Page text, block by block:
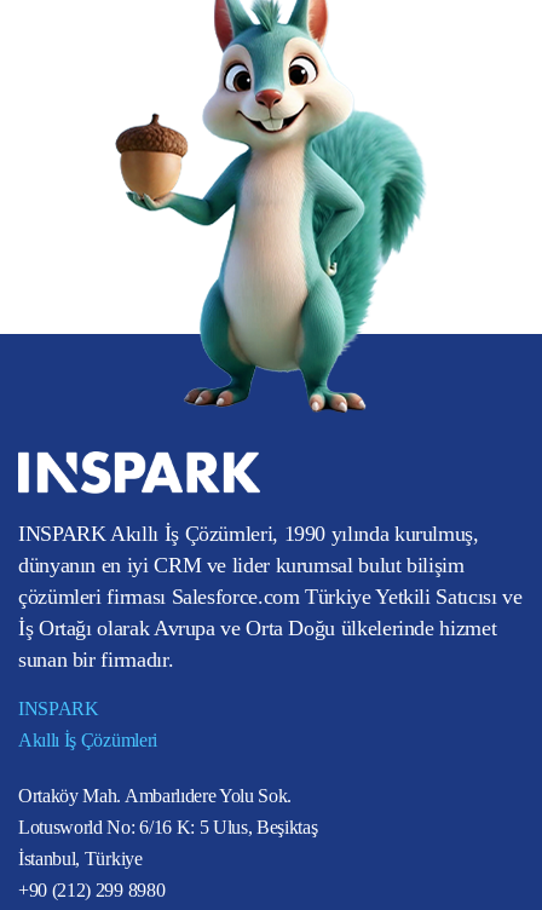
INSPARK Akıllı İş Çözümleri, 1990 yılında kurulmuş,
dünyanın en iyi CRM ve lider kurumsal bulut bilişim
çözümleri firması Salesforce.com Türkiye Yetkili Satıcısı ve
İş Ortağı olarak Avrupa ve Orta Doğu ülkelerinde hizmet
sunan bir firmadır.
INSPARK
Akıllı İş Çözümleri
Ortaköy Mah. Ambarlıdere Yolu Sok.
Lotusworld No: 6/16 K: 5 Ulus, Beşiktaş
İstanbul, Türkiye
+90 (212) 299 8980